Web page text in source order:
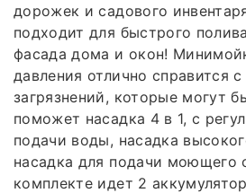
дорожек и садового
подходит для быстрого
фасада дома и окон!
давления отлично справится
загрязнений, которые могут
поможет насадка 4 в 1, с
подачи воды, насадка
насадка для подачи моющего
комплекте идет 2